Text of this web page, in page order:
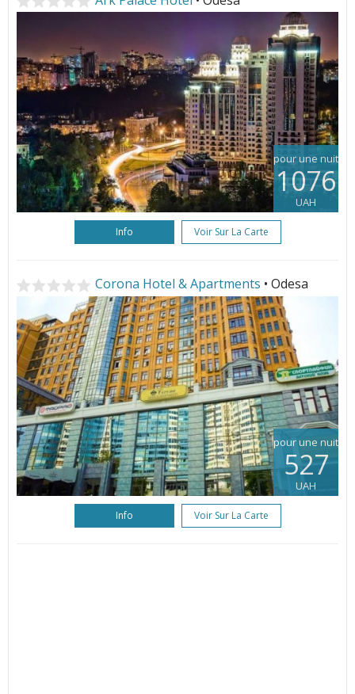
pour une nuit
1076
UAH
Info Voir Sur La Carte
Corona Hotel & Apartments • Odesa
pour une nuit
527
UAH
Info Voir Sur La Carte